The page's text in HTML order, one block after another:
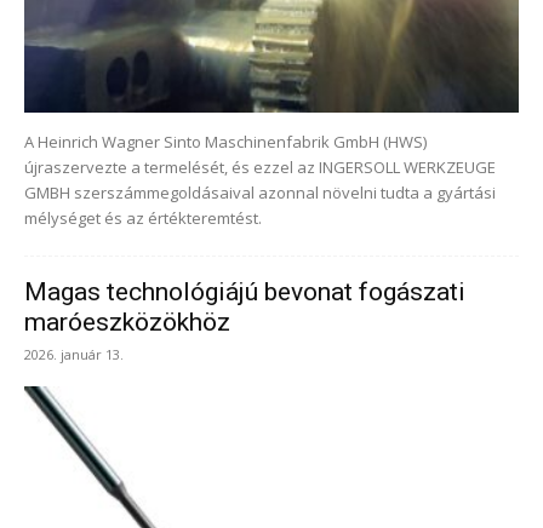
A Heinrich Wagner Sinto Maschinenfabrik GmbH (HWS)
újraszervezte a termelését, és ezzel az INGERSOLL WERKZEUGE
GMBH szerszámmegoldásaival azonnal növelni tudta a gyártási
mélységet és az értékteremtést.
Magas technológiájú bevonat fogászati
maróeszközökhöz
2026. január 13.